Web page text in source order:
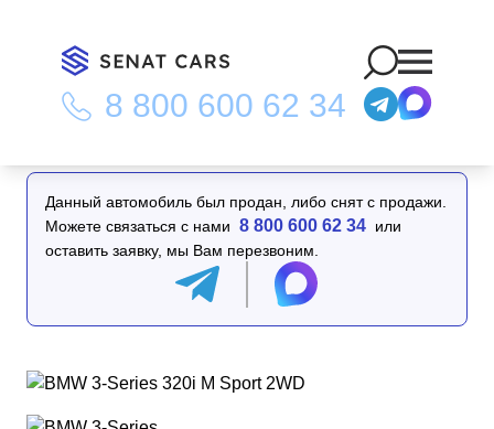
8 800 600 62 34
Главная Каталог/BMW 3-Series 320i M Sport 2WD
Данный автомобиль был продан, либо снят с продажи.
Можете связаться с нами 8 800 600 62 34 или
оставить заявку, мы Вам перезвоним.